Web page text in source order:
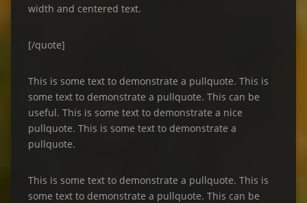
width and centered text.
[/quote]
This is some text to demonstrate a pullquote. This is
some text to demonstrate a pullquote. This can be
useful. This is some text to demonstrate a nice
pullquote. This is some text to demonstrate a
pullquote.
This is some text to demonstrate a pullquote. This is
some text to demonstrate a pullquote. This can be